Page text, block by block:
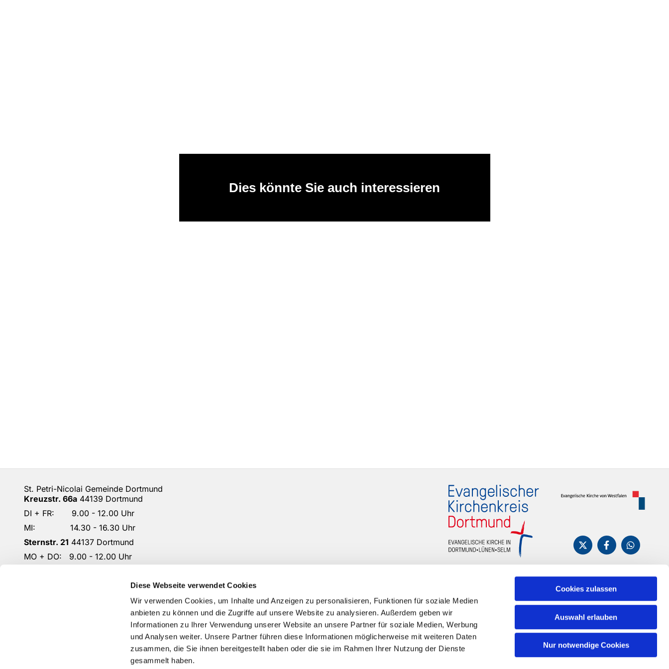
Diese Webseite verwendet Cookies
Wir verwenden Cookies, um Inhalte und Anzeigen zu personalisieren, Funktionen für soziale Medien
anbieten zu können und die Zugriffe auf unsere Website zu analysieren. Außerdem geben wir
Informationen zu Ihrer Verwendung unserer Website an unsere Partner für soziale Medien, Werbung
und Analysen weiter. Unsere Partner führen diese Informationen möglicherweise mit weiteren Daten
zusammen, die Sie ihnen bereitgestellt haben oder die sie im Rahmen Ihrer Nutzung der Dienste
gesammelt haben.
Cookies zulassen
Auswahl erlauben
Nur notwendige Cookies
Dies könnte Sie auch interessieren
St. Petri-Nicolai Gemeinde Dortmund
Kreuzstr. 66a 44139 Dortmund
DI + FR: 9.00 - 12.00 Uhr
MI: 14.30 - 16.30 Uhr
Sternstr. 21 44137 Dortmund
MO + DO: 9.00 - 12.00 Uhr
DO-KG-Petri-Nicolai@ekkdo.de
Kontoverbindung: Dortmunder Volksbank
IBAN: DE87 4416 0014 2301 1167 02